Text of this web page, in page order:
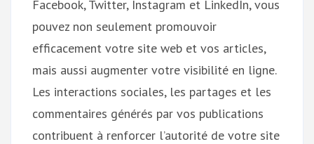
Facebook, Twitter, Instagram et LinkedIn, vous
pouvez non seulement promouvoir
efficacement votre site web et vos articles,
mais aussi augmenter votre visibilité en ligne.
Les interactions sociales, les partages et les
commentaires générés par vos publications
contribuent à renforcer l’autorité de votre site